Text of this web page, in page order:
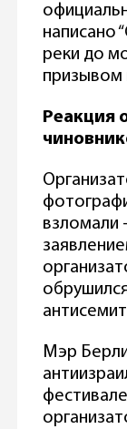
написано
реки до
призывом
Реакция
взломали
Мэр